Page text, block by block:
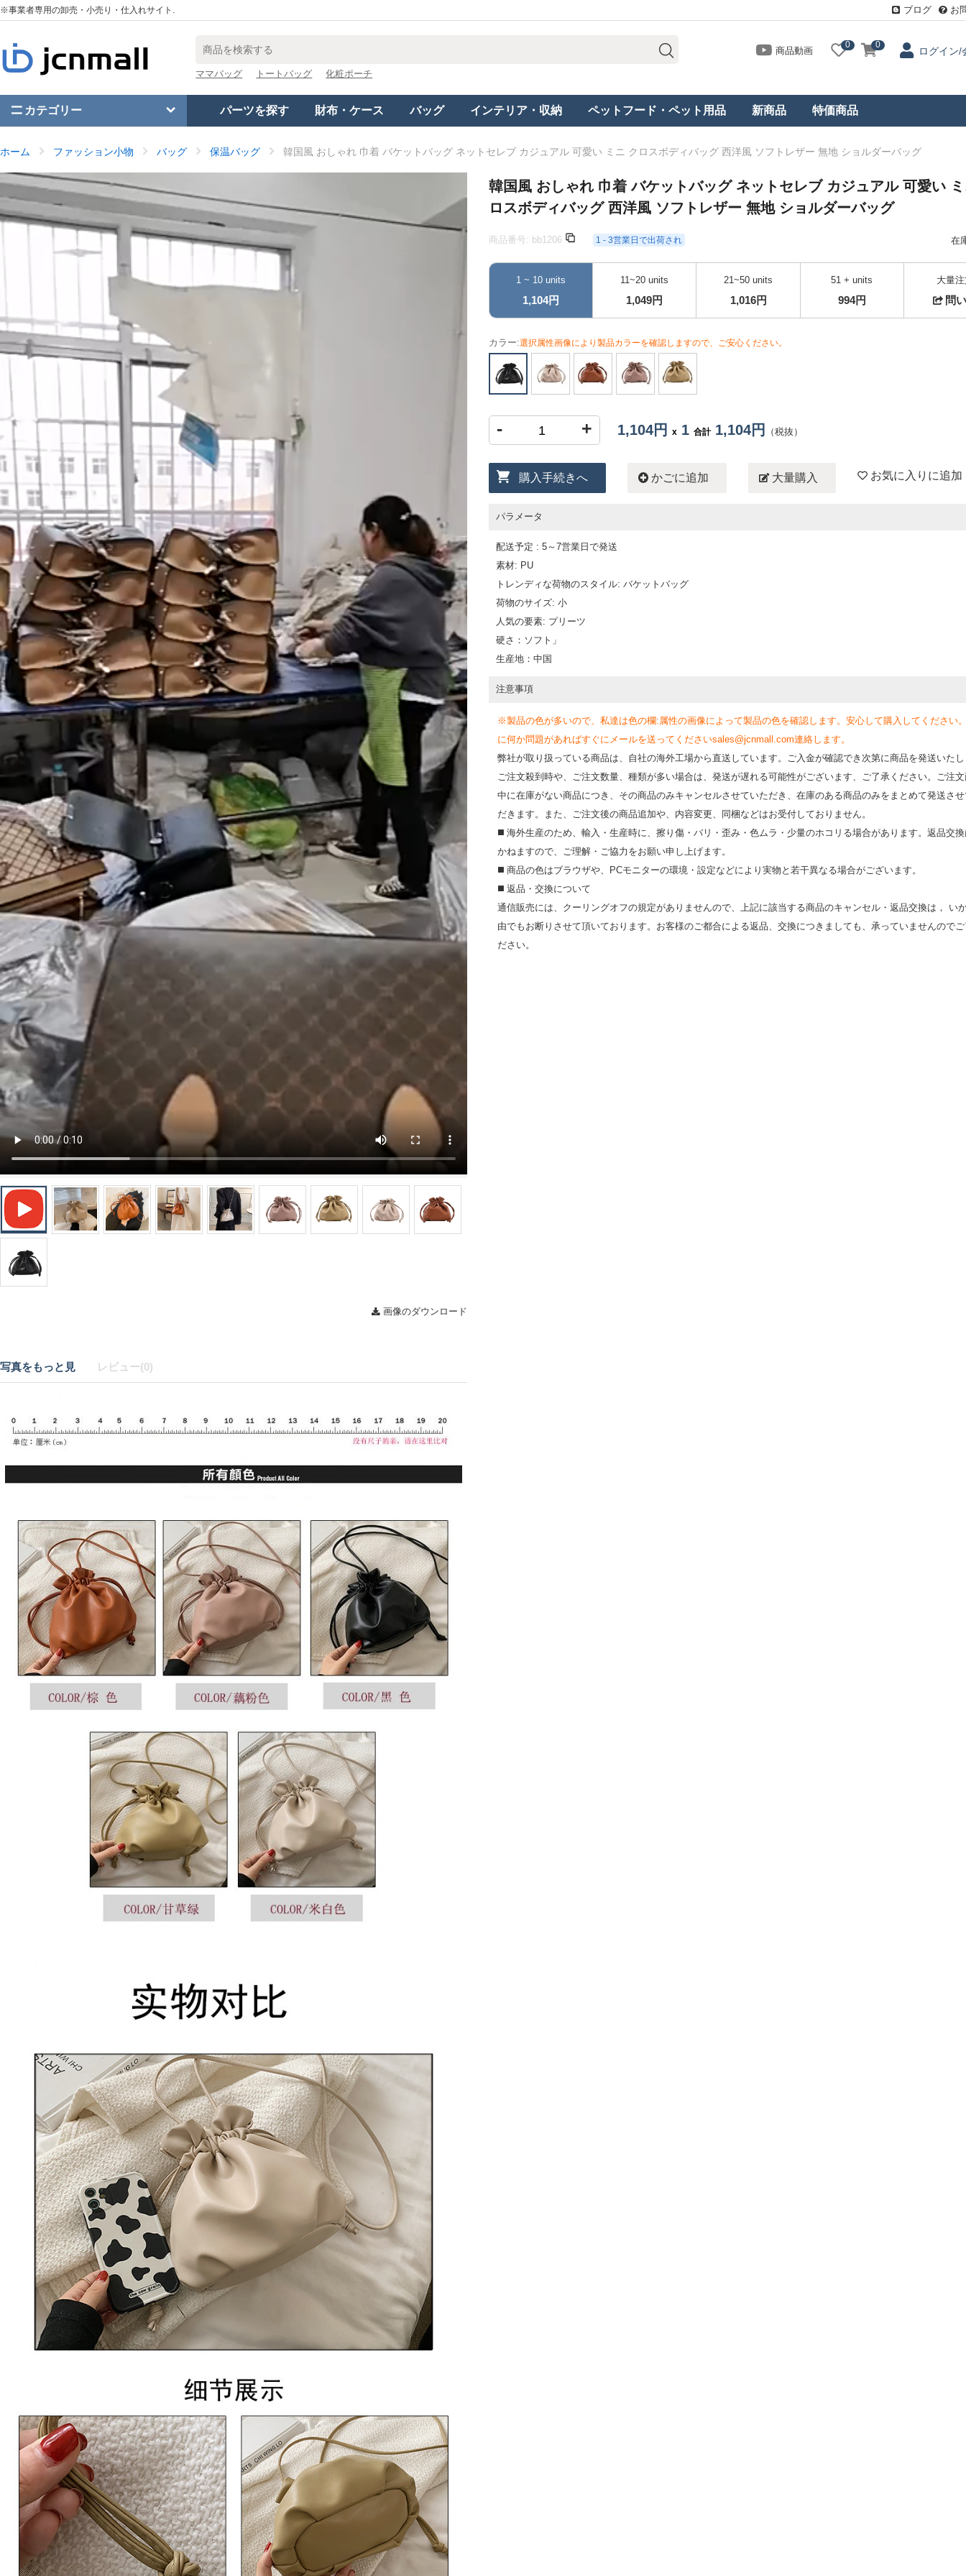
※事業者専用の卸売・小売り・仕入れサイト. ブログ お
ママバッグ トートバッグ 化粧ポーチ
商品動画
0 0
ログイン/
カテゴリー パーツを探す 財布・ケース バッグ インテリア・収納 ペットフード・ペット用品 新商品 特価商品
ホーム ファッション小物 バッグ 保温バッグ 韓国風 おしゃれ 巾着 バケットバッグ ネットセレブ カジュアル 可愛い ミニ クロスボディバッグ 西洋風 ソフトレザー 無地 ショルダーバッグ
画像のダウンロード
写真をもっと見 レビュー(0)
韓国風 おしゃれ 巾着 バケットバッグ ネットセレブ カジュアル 可愛い
ロスボディバッグ 西洋風 ソフトレザー 無地 ショルダーバッグ
商品番号: bb1206 1 - 3営業日で出荷され 在
1 ~ 10 units
1,104円
11~20 units
1,049円
21~50 units
1,016円
51 + units
994円
大量
問
カラー:選択属性画像により製品カラーを確認しますので、ご安心ください。
- + 1,104円 x 1 合計1,104円 （税抜）
購入手続きへ かごに追加 大量購入 お気に入りに追加
パラメータ
配送予定 : 5～7営業日で発送
素材: PU
トレンディな荷物のスタイル: バケットバッグ
荷物のサイズ: 小
人気の要素: プリーツ
硬さ：ソフト」
生産地：中国
注意事項
※製品の色が多いので、私達は色の欄:属性の画像によって製品の色を確認します。安心して購入してください
に何か問題があればすぐにメールを送ってくださいsales@jcnmall.com連絡します。
弊社が取り扱っている商品は、自社の海外工場から直送しています。ご入金が確認でき次第に商品を発送いた
ご注文殺到時や、ご注文数量、種類が多い場合は、発送が遅れる可能性がございます、ご了承ください。ご注
中に在庫がない商品につき、その商品のみキャンセルさせていただき、在庫のある商品のみをまとめて発送さ
だきます。また、ご注文後の商品追加や、内容変更、同梱などはお受付しておりません。
◼️ 海外⽣産のため、輸⼊・⽣産時に、擦り傷・バリ・歪み・色ムラ・少量のホコリる場合があります。返品交
かねますので、ご理解・ご協⼒をお願い申し上げます。
◼️ 商品の⾊はブラウザや、PCモニターの環境・設定などにより実物と若⼲異なる場合がございます。
◼️ 返品・交換について
通信販売には、クーリングオフの規定がありませんので、上記に該当する商品のキャンセル・返品交換は， い
由でもお断りさせて頂いております。お客様のご都合による返品、交換につきましても、承っていませんので
ださい。